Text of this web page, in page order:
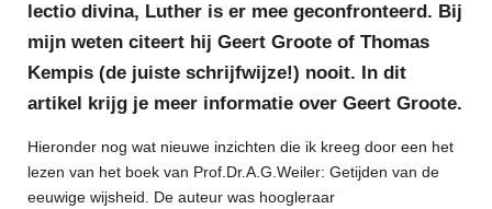
lectio divina, Luther is er mee geconfronteerd. Bij
mijn weten citeert hij Geert Groote of Thomas
Kempis (de juiste schrijfwijze!) nooit. In dit
artikel krijg je meer informatie over Geert Groote.
Hieronder nog wat nieuwe inzichten die ik kreeg door een het
lezen van het boek van Prof.Dr.A.G.Weiler: Getijden van de
eeuwige wijsheid. De auteur was hoogleraar